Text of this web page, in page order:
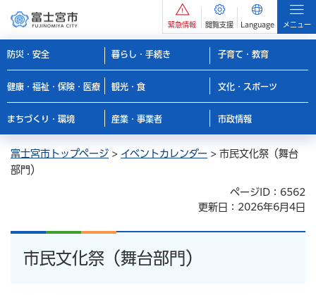
緊急情報 閲覧支援 Language メニュー
防災・安全 暮らし・手続き 子育て・教育
健康・福祉・保険・医療 観光・食 文化・スポーツ
まちづくり・環境 産業・事業者 市政情報
富士宮市トップページ > イベントカレンダー > 市民文化祭（舞台
部門）
ページID：6562
更新日：2026年6月4日
市民文化祭（舞台部門）